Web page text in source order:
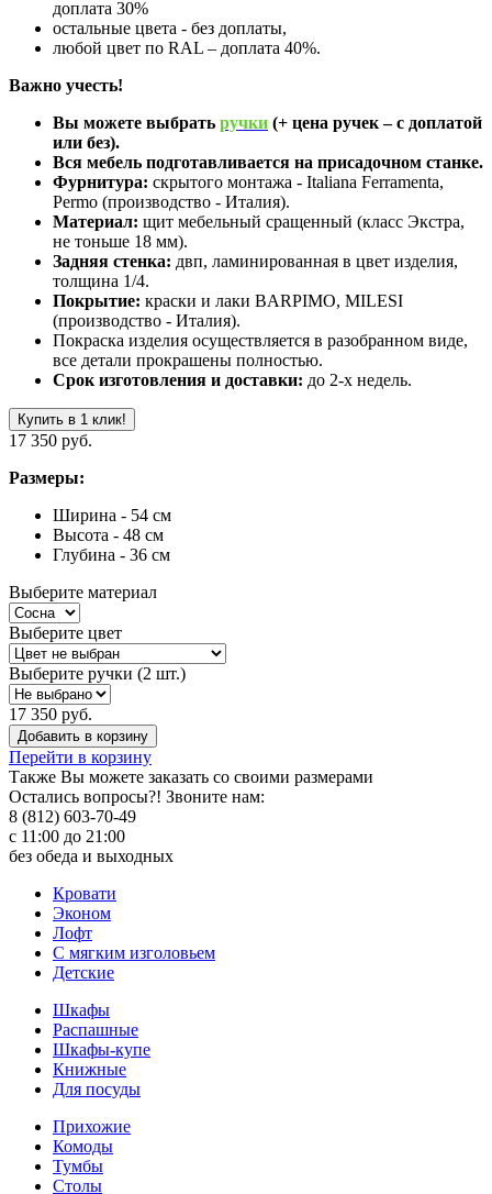
доплата 30%
остальные цвета - без доплаты,
любой цвет по RAL – доплата 40%.
Важно учесть!
Вы можете выбрать ручки (+ цена ручек – с доплатой
или без).
Вся мебель подготавливается на присадочном станке.
Фурнитура: скрытого монтажа - Italiana Ferramenta,
Permo (производство - Италия).
Материал: щит мебельный сращенный (класс Экстра,
не тоньше 18 мм).
Задняя стенка: двп, ламинированная в цвет изделия,
толщина 1/4.
Покрытие: краски и лаки BARPIMO, MILESI
(производство - Италия).
Покраска изделия осуществляется в разобранном виде,
все детали прокрашены полностью.
Срок изготовления и доставки: до 2-х недель.
Купить в 1 клик!
17 350 руб.
Размеры:
Ширина - 54 см
Высота - 48 см
Глубина - 36 см
Выберите материал
Выберите цвет
Выберите ручки (2 шт.)
17 350 руб.
Добавить в корзину
Перейти в корзину
Также Вы можете заказать со своими размерами
Остались вопросы?! Звоните нам:
8 (812) 603-70-49
с 11:00 до 21:00
без обеда и выходных
Кровати
Эконом
Лофт
С мягким изголовьем
Детские
Шкафы
Распашные
Шкафы-купе
Книжные
Для посуды
Прихожие
Комоды
Тумбы
Столы